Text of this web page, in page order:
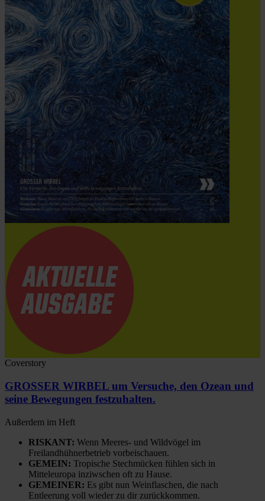
Coverstory
GROSSER WIRBEL um Versuche, den Ozean und
seine Bewegungen festzuhalten.
Außerdem im Heft
RISKANT: Wenn Meeres- und Wildvögel im
Freilandhühnerbetrieb vorbeischauen.
GEMEIN: Tropische Stechmücken fühlen sich in
Mitteleuropa inziwschen oft zu Hause.
GEMEINER: Es gibt nun Weinflaschen, die nach
Entleerung voll wieder zu dir zurückkommen.